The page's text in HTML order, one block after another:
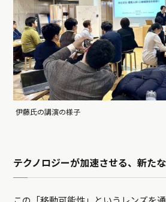
伊藤氏の講演の様子
テクノロジーが加速させる、新た